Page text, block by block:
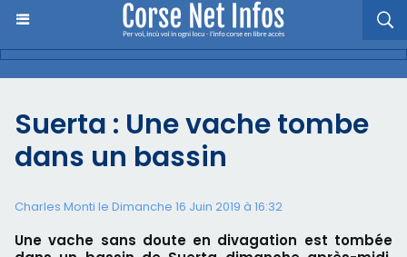
Suerta : Une vache tombe
dans un bassin
Charles Monti le Dimanche 16 Juin 2019 à 16:32
Une vache sans doute en divagation est tombée